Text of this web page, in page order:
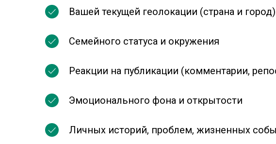
Вашей текущей геолокации (страна и город)
Семейного статуса и окружения
Реакции на публикации (комментарии,
Эмоционального фона и открытости
Личных историй, проблем, жизненных